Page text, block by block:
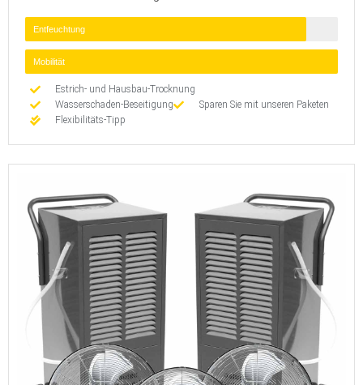
Entfeuchtung
Mobilität
Estrich- und Hausbau-Trocknung
Wasserschaden-Beseitigung
Sparen Sie mit unseren Paketen
Flexibilitäts-Tipp